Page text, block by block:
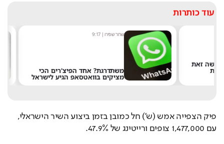
עוד כותרות
שחר שפירו|
9:17
משתדרגת? אחד הפיצ'רים הכי
מציקים בוואטסאפ הגיע לישראל
פיק הצפייה אמש (ש') חל כמובן בזמן ביצוע השיר הישראלי,
עם 1,477,000 צופים ורייטינג של 47.9%.